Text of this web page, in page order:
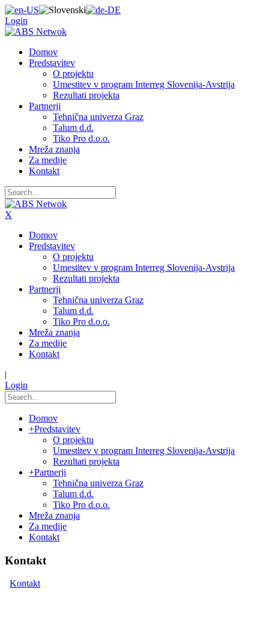
Login
Domov
Predstavitev
O projektu
Umestitev v program Interreg Slovenija-Avstrija
Rezultati projekta
Partnerji
Tehnična univerza Graz
Talum d.d.
Tiko Pro d.o.o.
Mreža znanja
Za medije
Kontakt
X
Domov
Predstavitev
O projektu
Umestitev v program Interreg Slovenija-Avstrija
Rezultati projekta
Partnerji
Tehnična univerza Graz
Talum d.d.
Tiko Pro d.o.o.
Mreža znanja
Za medije
Kontakt
|
Login
Domov
+Predstavitev
O projektu
Umestitev v program Interreg Slovenija-Avstrija
Rezultati projekta
+Partnerji
Tehnična univerza Graz
Talum d.d.
Tiko Pro d.o.o.
Mreža znanja
Za medije
Kontakt
Kontakt
Kontakt